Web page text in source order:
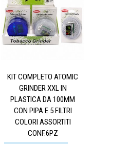
KIT COMPLETO ATOMIC
GRINDER XXL IN
PLASTICA DA 100MM
CON PIPA E 5 FILTRI
COLORI ASSORTITI
CONF.6PZ